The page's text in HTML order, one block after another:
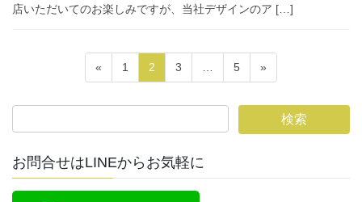
店いただいてのお楽しみですが、当社デザインのア […]
の
ペ
ー
ジ
«
固
定
ペ
1
固
定
ペ
2
固
定
ペ
3 …
固
定
ペ
5 »
お問合せはLINEからお気軽に